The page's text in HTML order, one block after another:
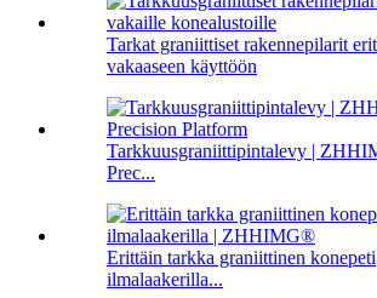
Tarkat graniittiset rakennepilarit
vakaaseen käyttöön
Tarkkuusgraniittipintalevy |
Prec...
Erittäin tarkka graniittinen konepeti
ilmalaakerilla...